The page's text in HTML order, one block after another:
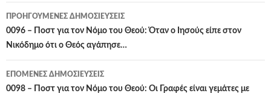
Πλοήγηση
άρθρων
ΠΡΟΗΓΟΎΜΕΝΕΣ ΔΗΜΟΣΙΕΎΣΕΙΣ
0096 – Ποστ για τον Νόμο του Θεού: Όταν ο Ιησούς είπε στον
Νικόδημο ότι ο Θεός αγάπησε…
ΕΠΌΜΕΝΕΣ ΔΗΜΟΣΙΕΎΣΕΙΣ
0098 – Ποστ για τον Νόμο του Θεού: Οι Γραφές είναι γεμάτες με